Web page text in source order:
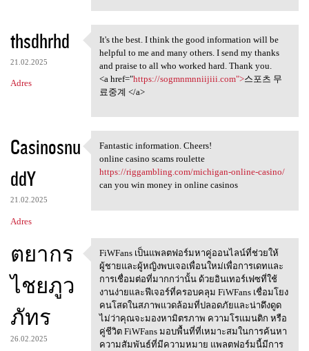
thsdhrhd
21.02.2025
Adres
It's the best. I think the
It's the best. I think the good information will be
helpful to me and many others. I send my thanks
and praise to all who worked hard. Thank you.
<a href="https://sogmnmnniijiii.com">스포츠 무
료중계 </a>
Casinosnu
ddY
21.02.2025
Adres
Fantastic information. Cheers
Fantastic information. Cheers!
online casino scams roulette
https://riggambling.com/michigan-online-casino/
can you win money in online casinos
ตยากร
ไชยภูว
ภัทร
26.02.2025
FiWFans
FiWFans เป็นแพลตฟอร์มหาคู่ออนไลน์ที่ช่วยให้
ผู้ชายและผู้หญิงพบเจอเพื่อนใหม่เพื่อการเดทและ
การเชื่อมต่อที่มากกว่านั้น ด้วยอินเทอร์เฟซที่ใช้
งานง่ายและฟีเจอร์ที่ครอบคลุม FiWFans เชื่อมโยง
คนโสดในสภาพแวดล้อมที่ปลอดภัยและน่าดึงดูด
ไม่ว่าคุณจะมองหามิตรภาพ ความโรแมนติก หรือ
คู่ชีวิต FiWFans มอบพื้นที่ที่เหมาะสมในการค้นหา
ความสัมพันธ์ที่มีความหมาย แพลตฟอร์มนี้มีการ